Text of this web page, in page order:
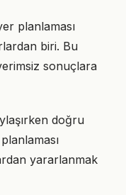
planlaması
biri. Bu
sonuçlara
doğru
yararlanmak